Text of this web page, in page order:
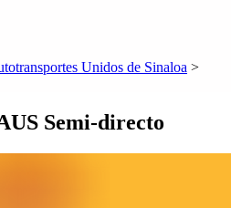
Unidos de Sinaloa >
Semi-directo